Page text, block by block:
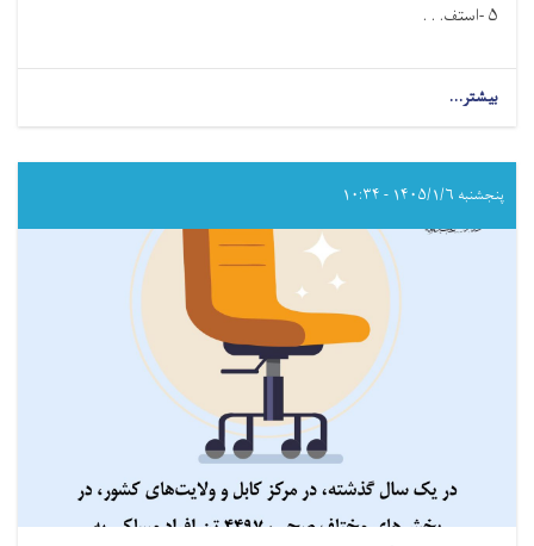
۵-استف. . .
بیشتر...
از
راه‌ها،
ویروس
نمی‌یابد
پنجشنبه ۱۴۰۵/۱/۶ - ۱۰:۳۴